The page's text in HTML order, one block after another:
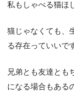
私もしゃべる猫ほ
猫じゃなくても、
る存在っていいで
兄弟とも友達とも
になる場合もある